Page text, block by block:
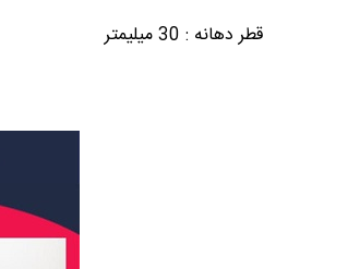
قطر دهانه : 30 میلیمتر